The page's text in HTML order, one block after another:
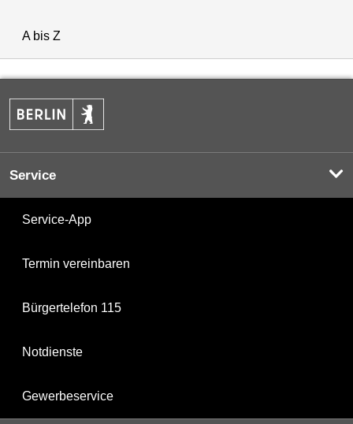
A bis Z
Service
Service-App
Termin vereinbaren
Bürgertelefon 115
Notdienste
Gewerbeservice